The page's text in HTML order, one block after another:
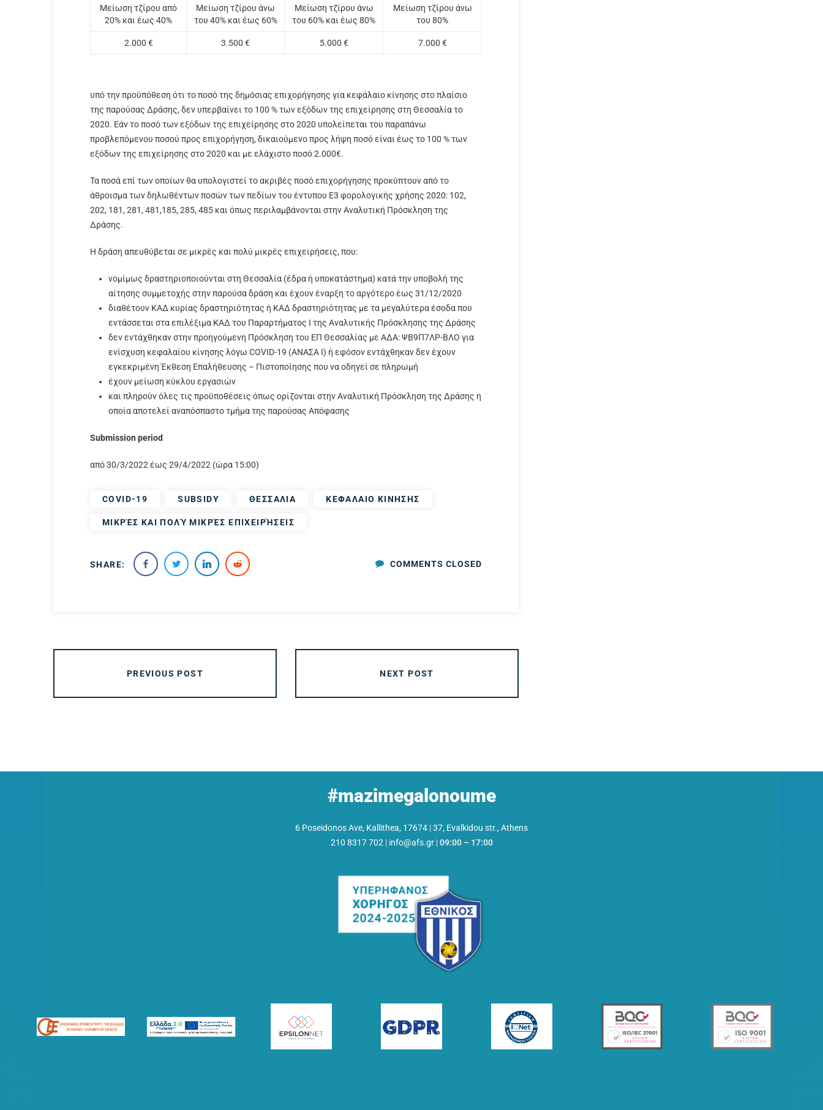
Μείωση τζίρου από
20% και έως 40%
Μείωση τζίρου άνω
του 40% και έως 60%
Μείωση τζίρου άνω
του 60% και έως 80%
Μείωση τζίρου άνω
του 80%
2.000 € 3.500 € 5.000 € 7.000 €
υπό την προϋπόθεση ότι το ποσό της δημόσιας επιχορήγησης για κεφάλαιο κίνησης στο πλαίσιο
της παρούσας Δράσης, δεν υπερβαίνει το 100 % των εξόδων της επιχείρησης στη Θεσσαλία το
2020. Εάν το ποσό των εξόδων της επιχείρησης στο 2020 υπολείπεται του παραπάνω
προβλεπόμενου ποσού προς επιχορήγηση, δικαιούμενο προς λήψη ποσό είναι έως το 100 % των
εξόδων της επιχείρησης στο 2020 και με ελάχιστο ποσό 2.000€.
Τα ποσά επί των οποίων θα υπολογιστεί το ακριβές ποσό επιχορήγησης προκύπτουν από το
άθροισμα των δηλωθέντων ποσών των πεδίων του έντυπου Ε3 φορολογικής χρήσης 2020: 102,
202, 181, 281, 481,185, 285, 485 και όπως περιλαμβάνονται στην Αναλυτική Πρόσκληση της
Δράσης.
Η δράση απευθύβεται σε μικρές και πολύ μικρές επιχειρήσεις, που:
νομίμως δραστηριοποιούνται στη Θεσσαλία (έδρα ή υποκατάστημα) κατά την υποβολή της
αίτησης συμμετοχής στην παρούσα δράση και έχουν έναρξη το αργότερο έως 31/12/2020
διαθέτουν ΚΑΔ κυρίας δραστηριότητας ή ΚΑΔ δραστηριότητας με τα μεγαλύτερα έσοδα που
εντάσσεται στα επιλέξιμα ΚΑΔ του Παραρτήματος Ι της Αναλυτικής Πρόσκλησης της Δράσης
δεν εντάχθηκαν στην προηγούμενη Πρόσκληση του ΕΠ Θεσσαλίας με ΑΔΑ: ΨΒ9Π7ΛΡ-ΒΛΟ για
ενίσχυση κεφαλαίου κίνησης λόγω COVID-19 (ΑΝΑΣΑ Ι) ή εφόσον εντάχθηκαν δεν έχουν
εγκεκριμένη Έκθεση Επαλήθευσης – Πιστοποίησης που να οδηγεί σε πληρωμή
έχουν μείωση κύκλου εργασιών
και πληρούν όλες τις προϋποθέσεις όπως ορίζονται στην Αναλυτική Πρόσκληση της Δράσης η
οποία αποτελεί αναπόσπαστο τμήμα της παρούσας Απόφασης
Submission period
από 30/3/2022 έως 29/4/2022 (ώρα 15:00)
COVID-19 SUBSIDY ΘΕΣΣΑΛΙΑ ΚΕΦΑΛΑΙΟ ΚΙΝΗΣΗΣ
ΜΙΚΡΈΣ ΚΑΙ ΠΟΛΎ ΜΙΚΡΈΣ ΕΠΙΧΕΙΡΉΣΕΙΣ
SHARE: COMMENTS CLOSED
PREVIOUS POST NEXT POST
#mazimegalonoume
6 Poseidonos Ave, Kallithea, 17674 |37, Evalkidou str., Athens
210 8317 702 | info@afs.gr|09:00 – 17:00